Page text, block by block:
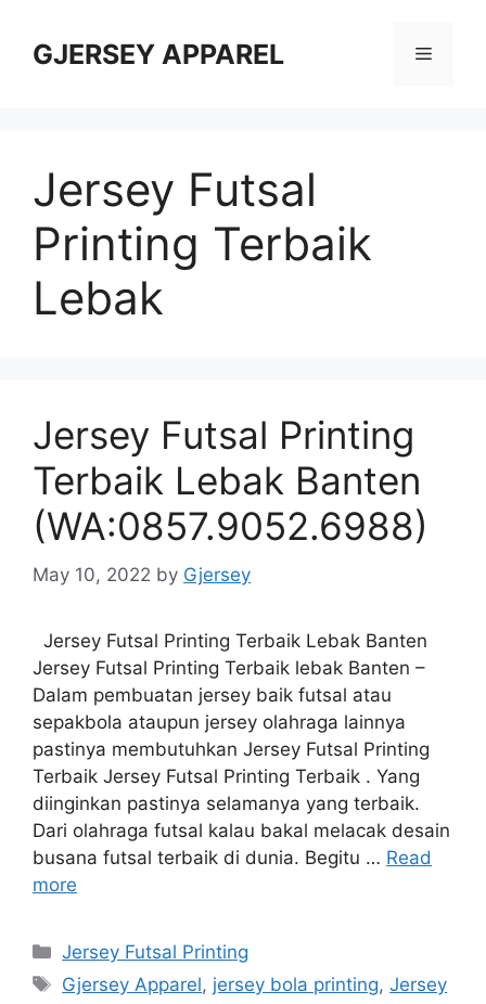
contentGJERSEY APPAREL Menu
Jersey Futsal
Printing Terbaik
Lebak
Jersey Futsal Printing
Terbaik Lebak Banten
(WA:0857.9052.6988)
May 10, 2022 by Gjersey
Jersey Futsal Printing Terbaik Lebak Banten
Jersey Futsal Printing Terbaik lebak Banten –
Dalam pembuatan jersey baik futsal atau
sepakbola ataupun jersey olahraga lainnya
pastinya membutuhkan Jersey Futsal Printing
Terbaik Jersey Futsal Printing Terbaik . Yang
diinginkan pastinya selamanya yang terbaik.
Dari olahraga futsal kalau bakal melacak desain
busana futsal terbaik di dunia. Begitu … Read
more
Categories
Jersey Futsal Printing
Tags
Gjersey Apparel, jersey bola printing,Jersey